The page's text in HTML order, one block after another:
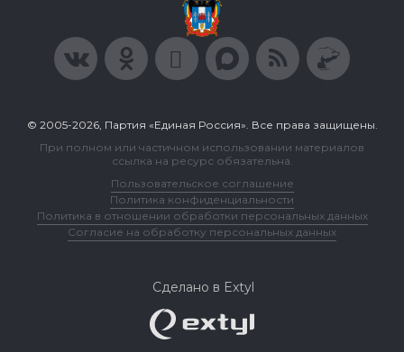
© 2005-2026, Партия «Единая Россия». Все права защищены.
При полном или частичном использовании материалов
ссылка на ресурс обязательна.
Пользовательское соглашение
Политика конфиденциальности
Политика в отношении обработки персональных данных
Согласие на обработку персональных данных
Сделано в Extyl